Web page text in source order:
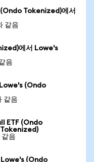
Tokenized)에서
같음
에서 Lowe's
음
(Ondo
같음
ETF (Ondo
같음
(Ondo